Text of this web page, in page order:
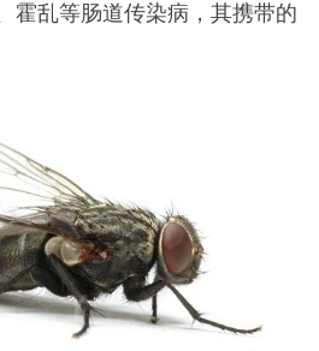
霍乱等肠道传染病，其携带的